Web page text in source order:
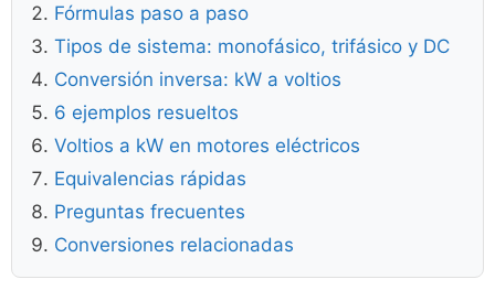
Fórmulas paso a paso
Tipos de sistema: monofásico, trifásico y DC
Conversión inversa: kW a voltios
6 ejemplos resueltos
Voltios a kW en motores eléctricos
Equivalencias rápidas
Preguntas frecuentes
Conversiones relacionadas